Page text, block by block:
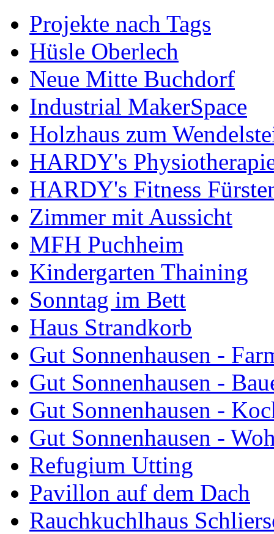
Projekte nach Tags
Hüsle Oberlech
Neue Mitte Buchdorf
Industrial MakerSpace
Holzhaus zum
HARDY's
HARDY's Fitness
Zimmer mit Aussicht
MFH Puchheim
Kindergarten Thaining
Sonntag im Bett
Haus Strandkorb
Gut Sonnenhausen -
Gut Sonnenhausen -
Gut Sonnenhausen -
Gut Sonnenhausen -
Refugium Utting
Pavillon auf dem Dach
Rauchkuchlhaus